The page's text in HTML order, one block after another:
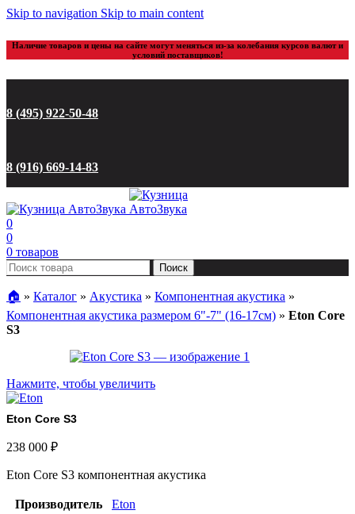
Skip to navigation Skip to main content
Наличие товаров и цены на сайте могут меняться из-за колебания курсов валют и
условий поставщиков!
8 (495) 922-50-48
8 (916) 669-14-83
0
0
0 товаров
Поиск
🏠︎ » Каталог » Акустика » Компонентная акустика »
Компонентная акустика размером 6"-7" (16-17см) » Eton Core
S3
Нажмите, чтобы увеличить
Eton Core S3
238 000 ₽
Eton Core S3 компонентная акустика
Производитель
Eton